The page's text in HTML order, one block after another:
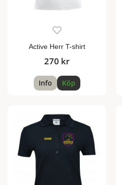
Active Herr T-shirt
270 kr
Info Köp